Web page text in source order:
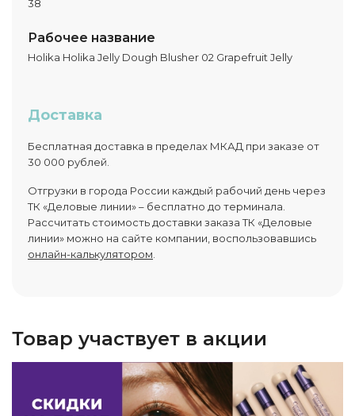
38
Рабочее название
Holika Holika Jelly Dough Blusher 02 Grapefruit Jelly
Доставка
Бесплатная доставка в пределах МКАД при заказе от
30 000 рублей.
Отгрузки в города России каждый рабочий день через
ТК «Деловые линии» – бесплатно до терминала.
Рассчитать стоимость доставки заказа ТК «Деловые
линии» можно на сайте компании, воспользовавшись
онлайн-калькулятором
Товар участвует в акции